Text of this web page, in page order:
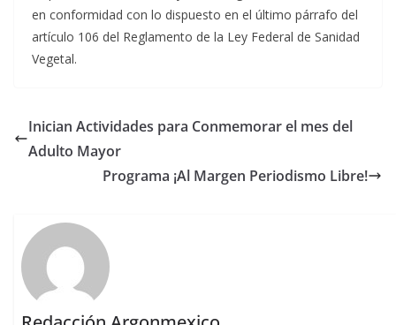
en conformidad con lo dispuesto en el último párrafo del
artículo 106 del Reglamento de la Ley Federal de Sanidad
Vegetal.
Inician Actividades para Conmemorar el mes del
Adulto Mayor
Programa ¡Al Margen Periodismo Libre!